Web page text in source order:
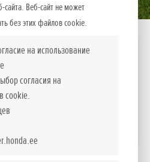
Веб-сайт не может
без этих файлов cookie.
на использование
согласия на
cookie.